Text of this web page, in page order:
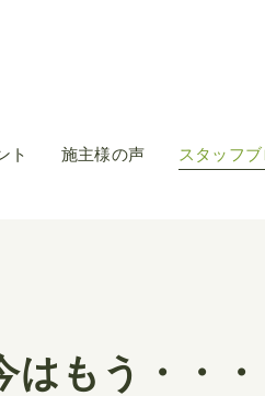
ト 施主様の声 スタッフ
もう・・・